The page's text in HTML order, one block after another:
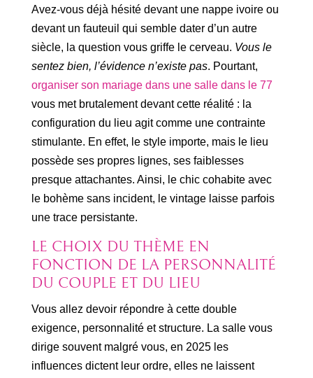
Avez-vous déjà hésité devant une nappe ivoire ou
devant un fauteuil qui semble dater d’un autre
siècle, la question vous griffe le cerveau. Vous le
sentez bien, l’évidence n’existe pas. Pourtant,
organiser son mariage dans une salle dans le 77
vous met brutalement devant cette réalité : la
configuration du lieu agit comme une contrainte
stimulante. En effet, le style importe, mais le lieu
possède ses propres lignes, ses faiblesses
presque attachantes. Ainsi, le chic cohabite avec
le bohème sans incident, le vintage laisse parfois
une trace persistante.
LE CHOIX DU THÈME EN
FONCTION DE LA PERSONNALITÉ
DU COUPLE ET DU LIEU
Vous allez devoir répondre à cette double
exigence, personnalité et structure. La salle vous
dirige souvent malgré vous, en 2025 les
influences dictent leur ordre, elles ne laissent